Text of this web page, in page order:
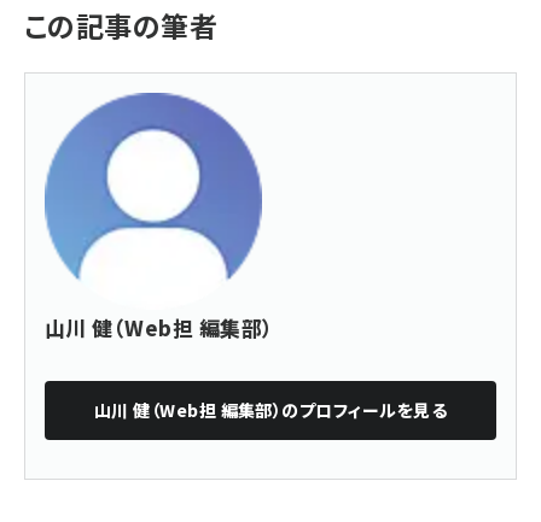
この記事の筆者
山川 健（Web担 編集部）
山川 健（Web担 編集部） のプロフィールを見る